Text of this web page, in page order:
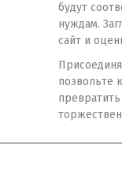
будут
нуждам.
сайт и
позвольте